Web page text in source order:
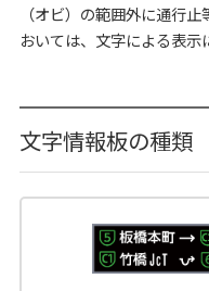
（オビ）の範囲外に通行
おいては、文字による表示
文字情報板の種類